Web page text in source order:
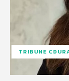
TRIBUNE